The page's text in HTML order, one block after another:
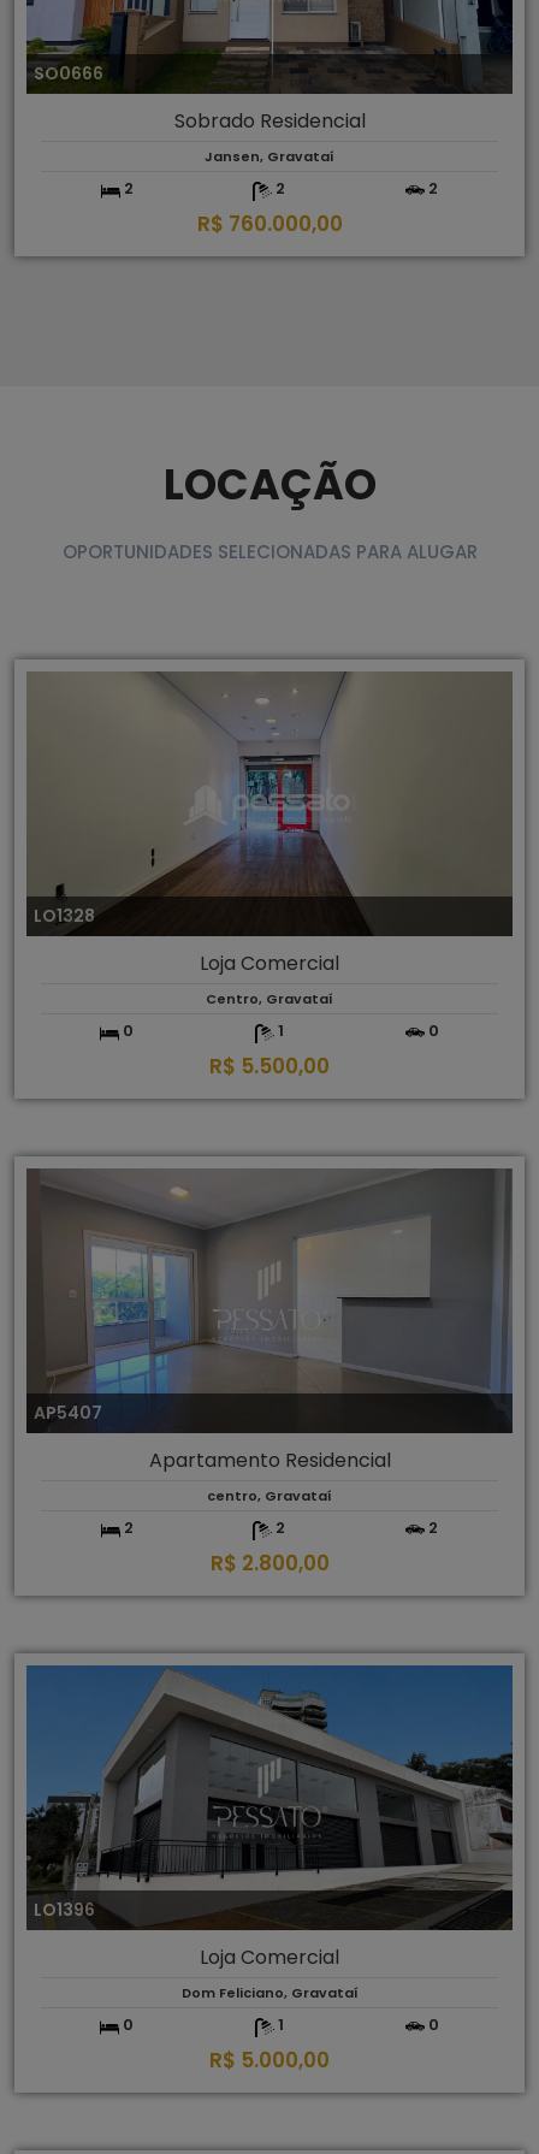
SO0666
Sobrado Residencial
Jansen, Gravataí
2 2 2
R$ 760.000,00
LOCAÇÃO
OPORTUNIDADES SELECIONADAS PARA ALUGAR
LO1328
Loja Comercial
Centro, Gravataí
0 1 0
R$ 5.500,00
AP5407
Apartamento Residencial
centro, Gravataí
2 2 2
R$ 2.800,00
LO1396
Loja Comercial
Dom Feliciano, Gravataí
0 1 0
R$ 5.000,00